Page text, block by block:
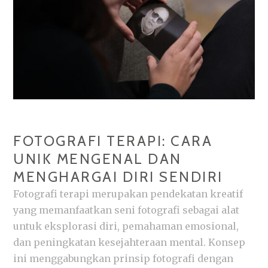
FOTOGRAFI TERAPI: CARA
UNIK MENGENAL DAN
MENGHARGAI DIRI SENDIRI
Fotografi terapi merupakan pendekatan kreatif
yang memanfaatkan seni fotografi sebagai alat
untuk eksplorasi diri, pemahaman emosional,
dan peningkatan kesejahteraan mental. Konsep
ini menggabungkan prinsip fotografi dengan